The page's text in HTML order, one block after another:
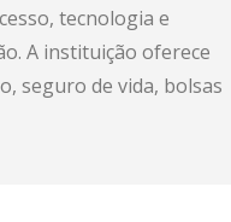
tecnologia e
A instituição oferece
seguro de vida, bolsas